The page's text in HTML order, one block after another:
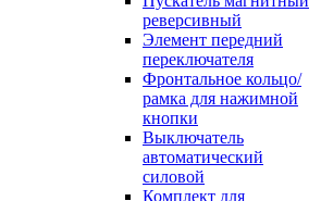
реверсивный
Элемент передний
переключателя
Фронтальное кольцо/
рамка для нажимной
кнопки
Выключатель
автоматический
силовой
Комплект для